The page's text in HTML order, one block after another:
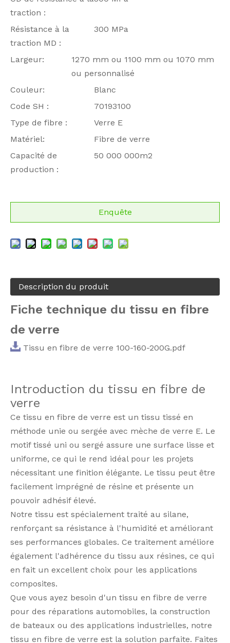
traction :
Résistance à la
traction MD :
300 MPa
Largeur:
1270 mm ou 1100 mm ou 1070 mm
ou personnalisé
Couleur:
Blanc
Code SH :
70193100
Type de fibre :
Verre E
Matériel:
Fibre de verre
Capacité de
production :
50 000 000m2
Enquête
Description du produit
Fiche technique du tissu en fibre
de verre
Tissu en fibre de verre 100-160-200G.pdf
Introduction du tissu en fibre de
verre
Ce tissu en fibre de verre est un tissu tissé en
méthode unie ou sergée avec mèche de verre E. Le
motif tissé uni ou sergé assure une surface lisse et
uniforme, ce qui le rend idéal pour les projets
nécessitant une finition élégante. Le tissu peut être
facilement imprégné de résine et présente un
pouvoir adhésif élevé.
Notre tissu est spécialement traité au silane,
renforçant sa résistance à l'humidité et améliorant
ses performances globales. Ce traitement améliore
également l'adhérence du tissu aux résines, ce qui
en fait un excellent choix pour les applications
composites.
Que vous ayez besoin d'un tissu en fibre de verre
pour des réparations automobiles, la construction
de bateaux ou des applications industrielles, notre
tissu en fibre de verre est la solution parfaite. Faites